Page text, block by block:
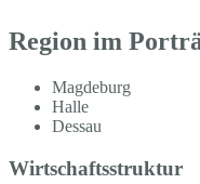
Region im
Magdeburg
Halle
Dessau
Wirtschaftsstruktur